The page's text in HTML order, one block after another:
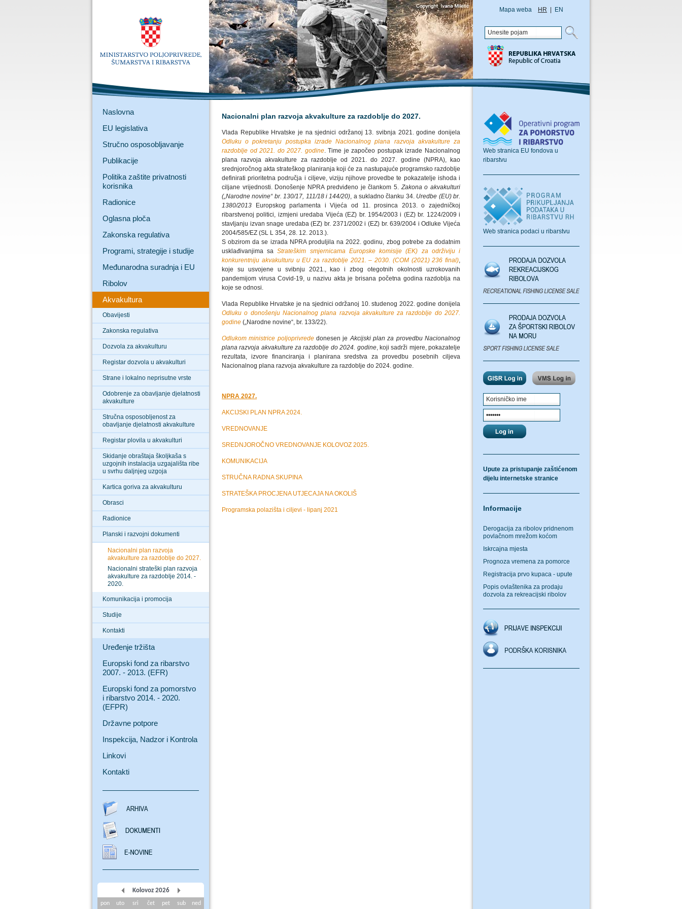
Mapa weba HR EN
Naslovna
EU legislativa
Stručno osposobljavanje
Publikacije
Politika zaštite privatnosti
korisnika
Radionice
Oglasna ploča
Zakonska regulativa
Programi, strategije i studije
Međunarodna suradnja i EU
Ribolov
Akvakultura
Obavijesti
Zakonska regulativa
Dozvola za akvakulturu
Registar dozvola u akvakulturi
Strane i lokalno neprisutne vrste
Odobrenje za obavljanje djelatnosti
akvakulture
Stručna osposobljenost za
obavljanje djelatnosti akvakulture
Registar plovila u akvakulturi
Skidanje obraštaja školjkaša s
uzgojnih instalacija uzgajališta ribe
u svrhu daljnjeg uzgoja
Kartica goriva za akvakulturu
Obrasci
Radionice
Planski i razvojni dokumenti
Nacionalni plan razvoja
akvakulture za razdoblje do 2027.
Nacionalni strateški plan razvoja
akvakulture za razdoblje 2014. -
2020.
Komunikacija i promocija
Studije
Kontakti
Uređenje tržišta
Europski fond za ribarstvo
2007. - 2013. (EFR)
Europski fond za pomorstvo
i ribarstvo 2014. - 2020.
(EFPR)
Državne potpore
Inspekcija, Nadzor i Kontrola
Linkovi
Kontakti
Kolovoz 2026
pon uto sri čet pet sub ned
Nacionalni plan razvoja akvakulture za razdoblje do 2027.
Vlada Republike Hrvatske je na sjednici održanoj 13. svibnja 2021. godine donijela
Odluku o pokretanju postupka izrade Nacionalnog plana razvoja akvakulture za
razdoblje od 2021. do 2027. godine. Time je započeo postupak izrade Nacionalnog
plana razvoja akvakulture za razdoblje od 2021. do 2027. godine (NPRA), kao
srednjoročnog akta strateškog planiranja koji će za nastupajuće programsko razdoblje
definirati prioritetna područja i ciljeve, viziju njihove provedbe te pokazatelje ishoda i
ciljane vrijednosti. Donošenje NPRA predviđeno je člankom 5.Zakona o akvakulturi
(„Narodne novine“ br. 130/17, 111/18 i 144/20), a sukladno članku 34. Uredbe (EU) br.
1380/2013 Europskog parlamenta i Vijeća od 11. prosinca 2013. o zajedničkoj
ribarstvenoj politici, izmjeni uredaba Vijeća (EZ) br. 1954/2003 i (EZ) br. 1224/2009 i
stavljanju izvan snage uredaba (EZ) br. 2371/2002 i (EZ) br. 639/2004 i Odluke Vijeća
2004/585/EZ (SL L 354, 28. 12. 2013.).
S obzirom da se izrada NPRA produljila na 2022. godinu, zbog potrebe za dodatnim
usklađivanjima saStrateškim smjernicama Europske komisije (EK) za održiviju i
konkurentniju akvakulturu u EU za razdoblje 2021. – 2030. (COM (2021) 236 final),
koje su usvojene u svibnju 2021., kao i zbog otegotnih okolnosti uzrokovanih
pandemijom virusa Covid-19, u nazivu akta je brisana početna godina razdoblja na
koje se odnosi.
Vlada Republike Hrvatske je na sjednici održanoj 10. studenog 2022. godine donijela
Odluku o donošenju Nacionalnog plana razvoja akvakulture za razdoblje do 2027.
godine („Narodne novine“, br. 133/22).
Odlukom ministrice poljoprivrededonesen jeAkcijski plan za provedbu Nacionalnog
plana razvoja akvakulture za razdoblje do 2024. godine, koji sadrži mjere, pokazatelje
rezultata, izvore financiranja i planirana sredstva za provedbu posebnih ciljeva
Nacionalnog plana razvoja akvakulture za razdoblje do 2024. godine.
NPRA 2027.
AKCIJSKI PLAN NPRA 2024.
VREDNOVANJE
SREDNJOROČNO VREDNOVANJE KOLOVOZ 2025.
KOMUNIKACIJA
STRUČNA RADNA SKUPINA
STRATEŠKA PROCJENA UTJECAJA NA OKOLIŠ
Programska polazišta i ciljevi - lipanj 2021
Web stranica EU fondova u
ribarstvu
Web stranica podaci u ribarstvu
Upute za pristupanje zaštićenom
dijelu internetske stranice
Informacije
Derogacija za ribolov pridnenom
povlačnom mrežom koćom
Iskrcajna mjesta
Prognoza vremena za pomorce
Registracija prvo kupaca - upute
Popis ovlaštenika za prodaju
dozvola za rekreacijski ribolov